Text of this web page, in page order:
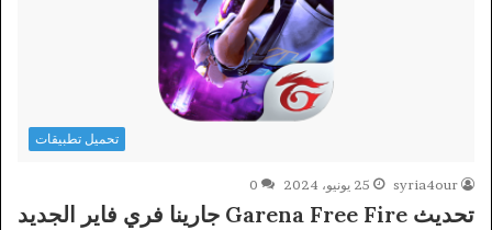
تحميل تطبيقات
syria4our 25 يونيو، 2024 0
تحديث Garena Free Fire جارينا فري فاير الجديد